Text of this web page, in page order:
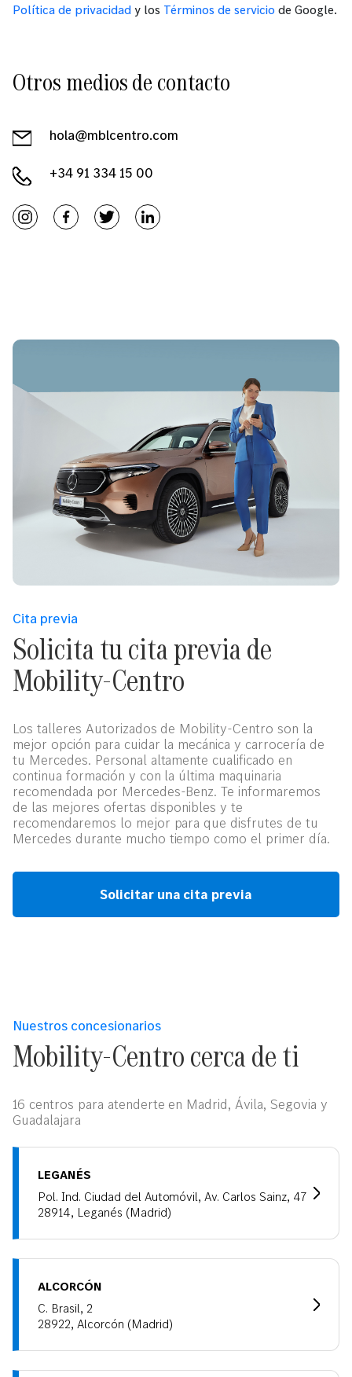
Política de privacidad y los Términos de servicio de Google.
Otros medios de contacto
hola@mblcentro.com
+34 91 334 15 00
Cita previa
Solicita tu cita previa de
Mobility-Centro
Los talleres Autorizados de Mobility-Centro son la
mejor opción para cuidar la mecánica y carrocería de
tu Mercedes. Personal altamente cualificado en
continua formación y con la última maquinaria
recomendada por Mercedes-Benz. Te informaremos
de las mejores ofertas disponibles y te
recomendaremos lo mejor para que disfrutes de tu
Mercedes durante mucho tiempo como el primer día.
Solicitar una cita previa
Nuestros concesionarios
Mobility-Centro cerca de ti
16 centros para atenderte en Madrid, Ávila, Segovia y
Guadalajara
LEGANÉS
Pol. Ind. Ciudad del Automóvil, Av. Carlos Sainz, 47
28914, Leganés (Madrid)
ALCORCÓN
C. Brasil, 2
28922, Alcorcón (Madrid)